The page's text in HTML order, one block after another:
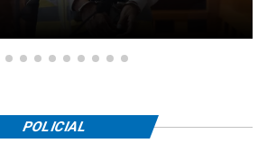
POLICIAL